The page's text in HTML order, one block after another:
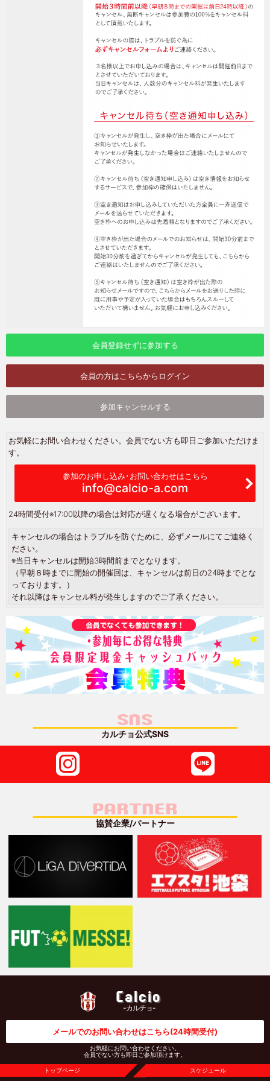
会員登録せずに参加する
会員の方はこちらからログイン
参加キャンセルする
お気軽にお問い合わせください。会員でない方も即日ご参加いただけま
す。
参加のお申し込み･お問い合わせはこちら
info@calcio-a.com
24時間受付※17:00以降の場合は対応が遅くなる場合がございます。
キャンセルの場合はトラブルを防ぐために、必ずメールにてご連絡く
ださい。
※当日キャンセルは開始3時間前までとなります。
（早朝８時までに開始の開催回は、キャンセルは前日の24時までとな
っております。）
それ以降はキャンセル料が発生しますのでご了承ください。
SNS
カルチョ公式SNS
PARTNER
協賛企業/パートナー
Calcio
-カルチョ-
メールでのお問い合わせはこちら(24時間受付)
お気軽にお問い合わせください。
会員でない方も即日ご参加頂けます。
トップページ スケジュール